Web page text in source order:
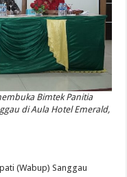
Bimtek Panitia
di Aula Hotel Emerald,
(Wabup) Sanggau